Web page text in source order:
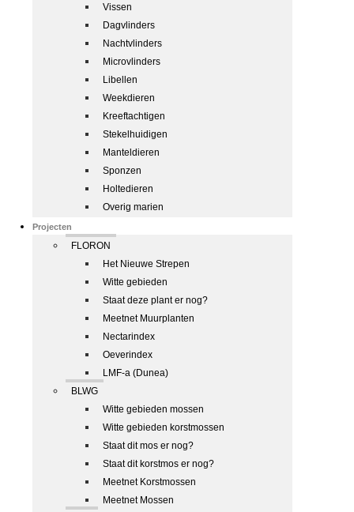
Vissen
Dagvlinders
Nachtvlinders
Microvlinders
Libellen
Weekdieren
Kreeftachtigen
Stekelhuidigen
Manteldieren
Sponzen
Holtedieren
Overig marien
Projecten
FLORON
Het Nieuwe Strepen
Witte gebieden
Staat deze plant er nog?
Meetnet Muurplanten
Nectarindex
Oeverindex
LMF-a (Dunea)
BLWG
Witte gebieden mossen
Witte gebieden korstmossen
Staat dit mos er nog?
Staat dit korstmos er nog?
Meetnet Korstmossen
Meetnet Mossen